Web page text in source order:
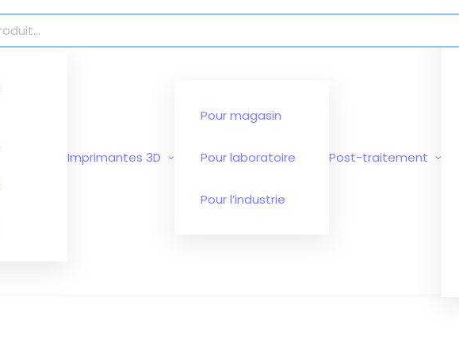
Imprimantes 3D
Pour magasin
Pour laboratoire
Pour l’industrie
Post-traitement